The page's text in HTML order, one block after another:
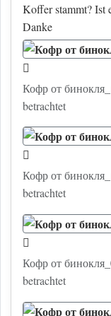
Koffer stammt? Ist
Danke
Кофр от
betrachtet
Кофр от
betrachtet
Кофр от
betrachtet